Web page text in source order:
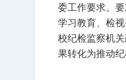
委工作要求。
学习教育、检
校纪检监察机
果转化为推动